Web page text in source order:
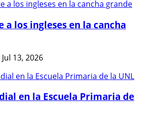
a los ingleses en la cancha
Jul 13, 2026
en la Escuela Primaria de